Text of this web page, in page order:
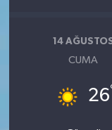
14
CUMA
26